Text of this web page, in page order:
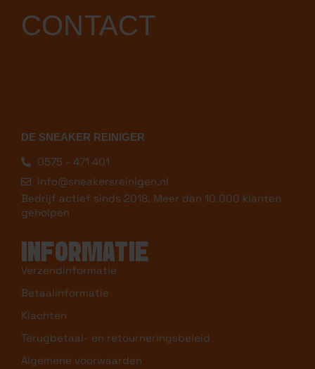
CONTACT
DE SNEAKER REINIGER
0575 - 471 401
info@sneakersreinigen.nl
Bedrijf actief sinds 2018. Meer dan 10.000 klanten
geholpen
INFORMATIE
Verzendinformatie
Betaalinformatie
Klachten
Terugbetaal- en retourneringsbeleid
Algemene voorwaarden